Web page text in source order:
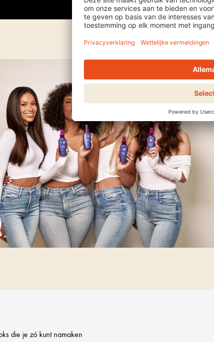
die je zó kunt namaken